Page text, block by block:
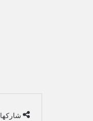
شاركها